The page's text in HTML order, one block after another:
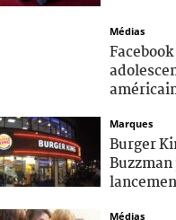
Médias
Marques
Burger
Médias